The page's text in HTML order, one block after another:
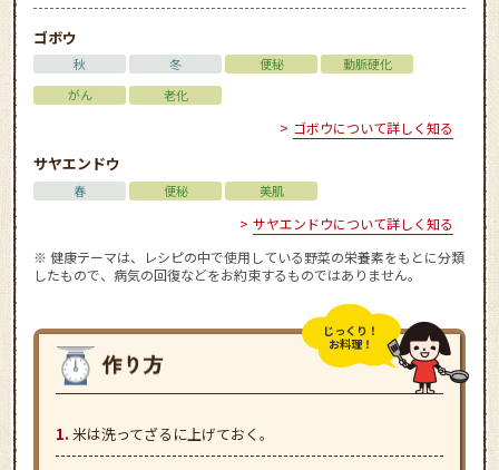
ゴボウ
秋 冬 便秘
動脈硬化
がん
老化
ゴボウについて詳しく知る
サヤエンドウ
春 便秘 美肌
サヤエンドウについて詳しく知る
※ 健康テーマは、レシピの中で使用している野菜の栄養素をもとに分類
したもので、病気の回復などをお約束するものではありません。
じっくり！
お料理！
米は洗ってざるに上げておく。